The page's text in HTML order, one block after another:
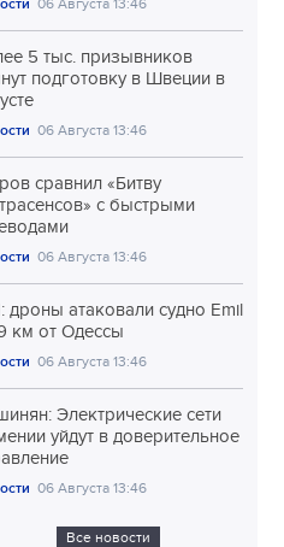
06 Августа 13:46
5 тыс. призывников
подготовку в Швеции в
06 Августа 13:46
сравнил «Битву
с быстрыми
06 Августа 13:46
дроны атаковали судно Emil
км от Одессы
06 Августа 13:46
Электрические сети
уйдут в доверительное
06 Августа 13:46
Все новости